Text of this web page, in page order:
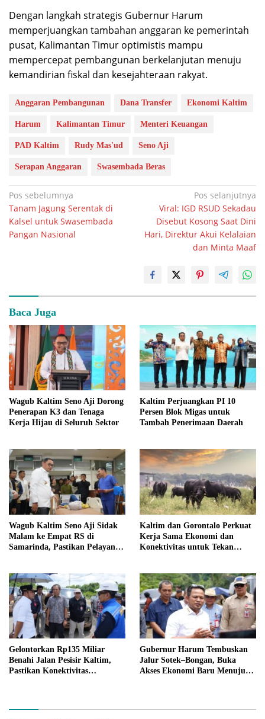
Dengan langkah strategis Gubernur Harum
memperjuangkan tambahan anggaran ke pemerintah
pusat, Kalimantan Timur optimistis mampu
mempercepat pembangunan berkelanjutan menuju
kemandirian fiskal dan kesejahteraan rakyat.
Anggaran Pembangunan Dana Transfer Ekonomi Kaltim
Harum Kalimantan Timur Menteri Keuangan
PAD Kaltim Rudy Mas'ud Seno Aji
Serapan Anggaran Swasembada Beras
Navigasi
pos
Pos sebelumnya
Tanam Jagung Serentak di
Kalsel untuk Swasembada
Pangan Nasional
Pos selanjutnya
Viral: IGD RSUD Sekadau
Disebut Kosong Saat Dini
Hari, Direktur Akui Kelalaian
dan Minta Maaf
Baca Juga
Wagub Kaltim Seno Aji Dorong
Penerapan K3 dan Tenaga
Kerja Hijau di Seluruh Sektor
Kaltim Perjuangkan PI 10
Persen Blok Migas untuk
Tambah Penerimaan Daerah
Wagub Kaltim Seno Aji Sidak
Malam ke Empat RS di
Samarinda, Pastikan Pelayanan
Kaltim dan Gorontalo Perkuat
Kerja Sama Ekonomi dan
Konektivitas untuk Tekan
Gelontorkan Rp135 Miliar
Benahi Jalan Pesisir Kaltim,
Pastikan Konektivitas
Gubernur Harum Tembuskan
Jalur Sotek–Bongan, Buka
Akses Ekonomi Baru Menuju